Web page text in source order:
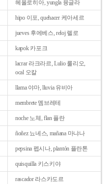
헤올로히아, yungla 융글라
hipo 이포, quehacer 케아세르
jueves 후에베스, reloj 렐로
kapok 카포크
lacrar 라크라르, Lulio 룰리오,
ocal 오칼
llama 야마, lluvia 유비아
membrete 멤브레테
noche 노체, flan 플란
ñoñez 뇨녜스, mañana 마냐나
pepsina 펩시나, plantón 플란톤
quisquilla 키스키야
rascador 라스카도르